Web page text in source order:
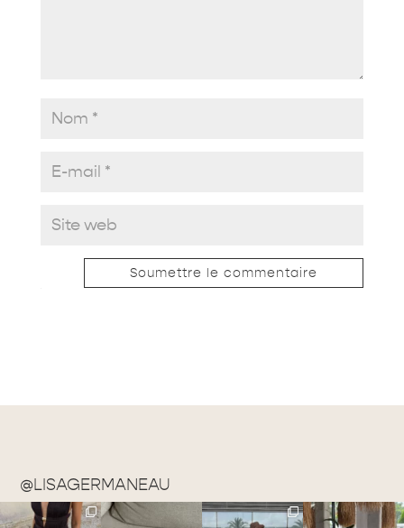
Soumettre le commentaire
@LISAGERMANEAU